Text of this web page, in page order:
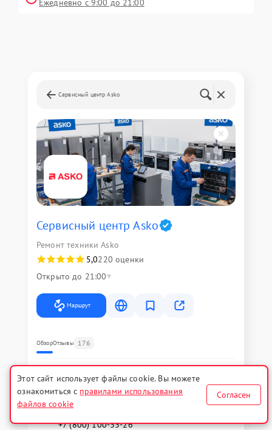
Сервисный центр Asko
Сервисный центр Asko
Ремонт техники Asko
5,0220 оценки
Открыто до 21:00
Маршрут
ОбзорОтзывы 176
Адрес
г. Нижний Новгород, Полтавская улица, 15
Контакты
+7 (800) 100-33-26
Этот сайт использует файлы cookie. Вы можете
ознакомиться с правилами использования
файлов cookie
Согласен